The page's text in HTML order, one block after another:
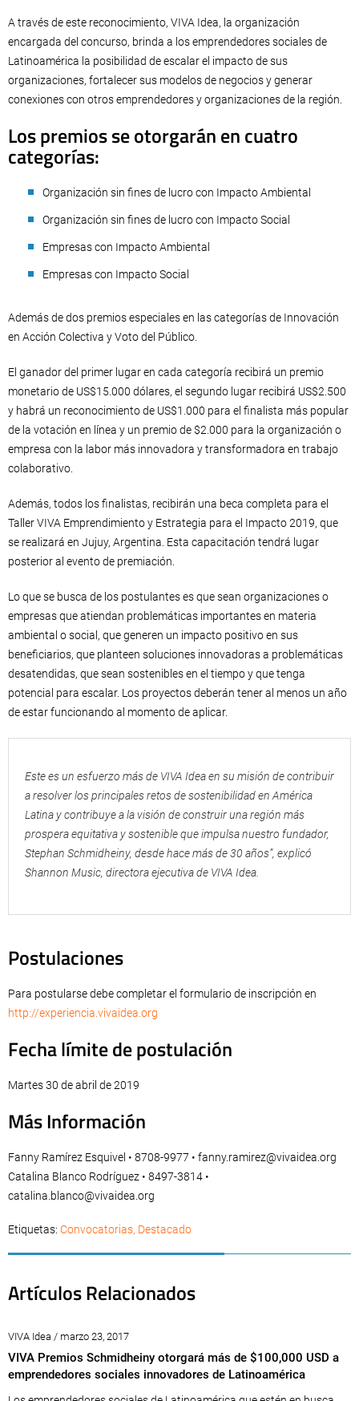
A través de este reconocimiento, VIVA Idea, la organización
encargada del concurso, brinda a los emprendedores sociales de
Latinoamérica la posibilidad de escalar el impacto de sus
organizaciones, fortalecer sus modelos de negocios y generar
conexiones con otros emprendedores y organizaciones de la región.
Los premios se otorgarán en cuatro
categorías:
Organización sin fines de lucro con Impacto Ambiental
Organización sin fines de lucro con Impacto Social
Empresas con Impacto Ambiental
Empresas con Impacto Social
Además de dos premios especiales en las categorías de Innovación
en Acción Colectiva y Voto del Público.
El ganador del primer lugar en cada categoría recibirá un premio
monetario de US$15.000 dólares, el segundo lugar recibirá US$2.500
y habrá un reconocimiento de US$1.000 para el finalista más popular
de la votación en línea y un premio de $2.000 para la organización o
empresa con la labor más innovadora y transformadora en trabajo
colaborativo.
Además, todos los finalistas, recibirán una beca completa para el
Taller VIVA Emprendimiento y Estrategia para el Impacto 2019, que
se realizará en Jujuy, Argentina. Esta capacitación tendrá lugar
posterior al evento de premiación.
Lo que se busca de los postulantes es que sean organizaciones o
empresas que atiendan problemáticas importantes en materia
ambiental o social, que generen un impacto positivo en sus
beneficiarios, que planteen soluciones innovadoras a problemáticas
desatendidas, que sean sostenibles en el tiempo y que tenga
potencial para escalar. Los proyectos deberán tener al menos un año
de estar funcionando al momento de aplicar.
Este es un esfuerzo más de VIVA Idea en su misión de contribuir
a resolver los principales retos de sostenibilidad en América
Latina y contribuye a la visión de construir una región más
prospera equitativa y sostenible que impulsa nuestro fundador,
Stephan Schmidheiny, desde hace más de 30 años”, explicó
Shannon Music, directora ejecutiva de VIVA Idea.
Postulaciones
Para postularse debe completar el formulario de inscripción en
http://experiencia.vivaidea.org
Fecha límite de postulación
Martes 30 de abril de 2019
Más Información
Fanny Ramírez Esquivel • 8708-9977 • fanny.ramirez@vivaidea.org
Catalina Blanco Rodríguez • 8497-3814 •
catalina.blanco@vivaidea.org
Etiquetas: Convocatorias, Destacado
Artículos Relacionados
VIVA Idea / marzo 23, 2017
VIVA Premios Schmidheiny otorgará más de $100,000 USD a
emprendedores sociales innovadores de Latinoamérica